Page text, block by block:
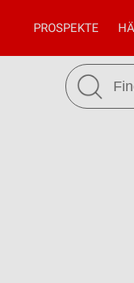
PROSPEKTE